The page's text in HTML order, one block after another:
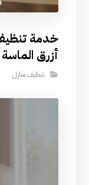
خدمة
أزرق
تنظيف منازل